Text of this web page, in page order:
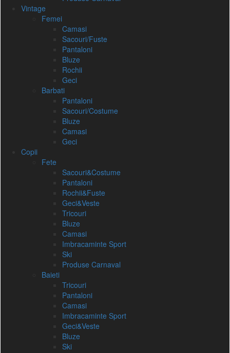
Vintage
Femei
Camasi
Sacouri/Fuste
Pantaloni
Bluze
Rochii
Geci
Barbati
Pantaloni
Sacouri/Costume
Bluze
Camasi
Geci
Copii
Fete
Sacouri&Costume
Pantaloni
Rochii&Fuste
Geci&Veste
Tricouri
Bluze
Camasi
Imbracaminte Sport
Ski
Produse Carnaval
Baieti
Tricouri
Pantaloni
Camasi
Imbracaminte Sport
Geci&Veste
Bluze
Ski